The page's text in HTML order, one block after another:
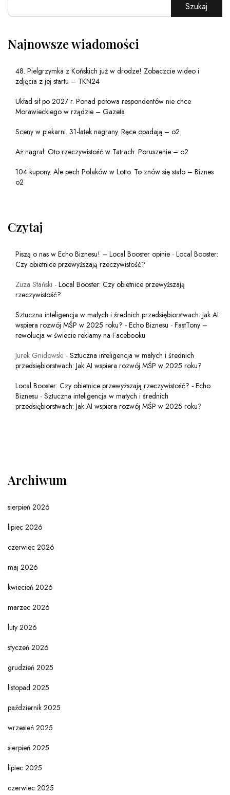
Szukaj
Najnowsze wiadomości
48. Pielgrzymka z Końskich już w drodze! Zobaczcie wideo i
zdjęcia z jej startu – TKN24
Układ sił po 2027 r. Ponad połowa respondentów nie chce
Morawieckiego w rządzie – Gazeta
Sceny w piekarni. 31-latek nagrany. Ręce opadają – o2
Aż nagrał. Oto rzeczywistość w Tatrach. Poruszenie – o2
104 kupony. Ale pech Polaków w Lotto. To znów się stało – Biznes
o2
Czytaj
Piszą o nas w Echo Biznesu! – Local Booster opinie - Local Booster:
Czy obietnice przewyższają rzeczywistość?
Zuza Stański - Local Booster: Czy obietnice przewyższają
rzeczywistość?
Sztuczna inteligencja w małych i średnich przedsiębiorstwach: Jak AI
wspiera rozwój MŚP w 2025 roku? - Echo Biznesu - FastTony –
rewolucja w świecie reklamy na Facebooku
Jurek Gnidowski - Sztuczna inteligencja w małych i średnich
przedsiębiorstwach: Jak AI wspiera rozwój MŚP w 2025 roku?
Local Booster: Czy obietnice przewyższają rzeczywistość? - Echo
Biznesu - Sztuczna inteligencja w małych i średnich
przedsiębiorstwach: Jak AI wspiera rozwój MŚP w 2025 roku?
Archiwum
sierpień 2026
lipiec 2026
czerwiec 2026
maj 2026
kwiecień 2026
marzec 2026
luty 2026
styczeń 2026
grudzień 2025
listopad 2025
październik 2025
wrzesień 2025
sierpień 2025
lipiec 2025
czerwiec 2025